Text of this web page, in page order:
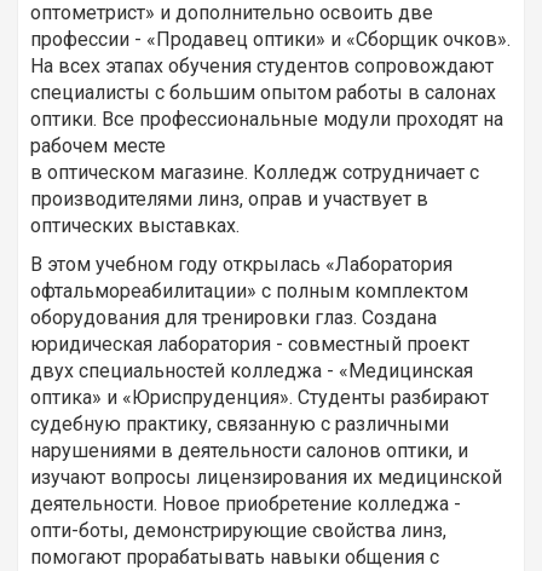
оптометрист» и дополнительно освоить две
профессии - «Продавец оптики» и «Сборщик очков».
На всех этапах обучения студентов сопровождают
специалисты с большим опытом работы в салонах
оптики. Все профессиональные модули проходят на
рабочем месте
в оптическом магазине. Колледж сотрудничает с
производителями линз, оправ и участвует в
оптических выставках.
В этом учебном году открылась «Лаборатория
офтальмореабилитации» с полным комплектом
оборудования для тренировки глаз. Создана
юридическая лаборатория - совместный проект
двух специальностей колледжа - «Медицинская
оптика» и «Юриспруденция». Студенты разбирают
судебную практику, связанную с различными
нарушениями в деятельности салонов оптики, и
изучают вопросы лицензирования их медицинской
деятельности. Новое приобретение колледжа -
опти-боты, демонстрирующие свойства линз,
помогают прорабатывать навыки общения с